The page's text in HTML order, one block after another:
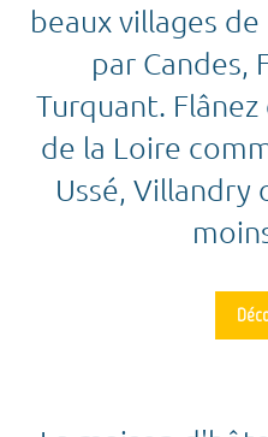
beaux villages
par Candes,
Turquant.
de la Loire
Ussé, Villandry